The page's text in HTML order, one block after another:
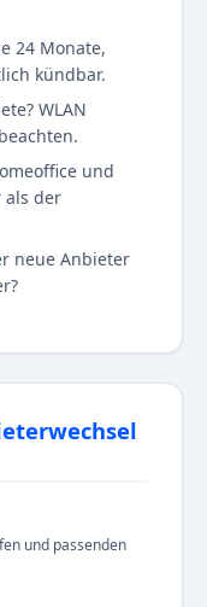
24 Monate,
kündbar.
WLAN
und
als der
neue Anbieter
und passenden